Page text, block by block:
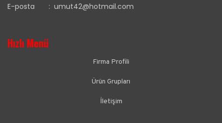
E-posta : umut42@hotmail.com
Hızlı Menü
Firma Profili
Ürün Grupları
İletişim